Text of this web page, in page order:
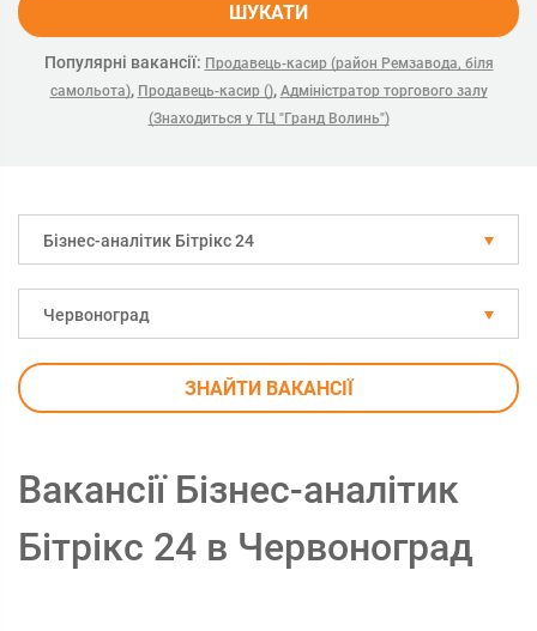
ШУКАТИ
Популярні вакансії: Продавець-касир (район Ремзавода, біля
самольота), Продавець-касир (), Адміністратор торгового залу
(Знаходиться у ТЦ "Гранд Волинь")
Бізнес-аналітик Бітрікс 24
Червоноград
ЗНАЙТИ ВАКАНСІЇ
Вакансії Бізнес-аналітик
Бітрікс 24 в Червоноград